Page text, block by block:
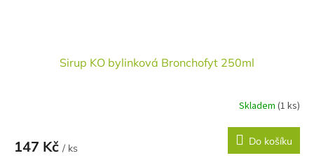
Sirup KO bylinková Bronchofyt 250ml
Skladem (1 ks)
147 Kč / ks
Do košíku